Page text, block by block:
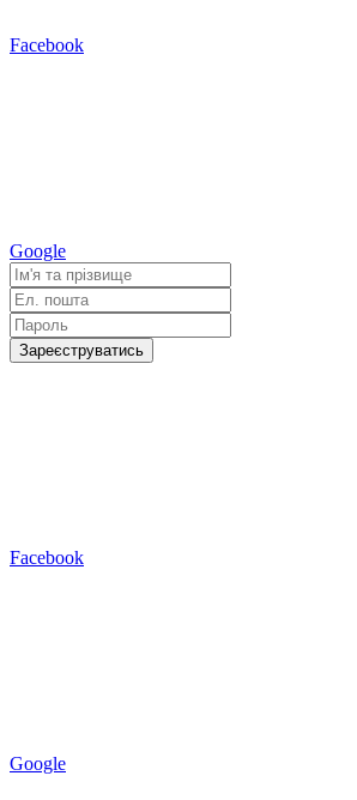
Facebook
Google
Зареєструватись
Facebook
Google